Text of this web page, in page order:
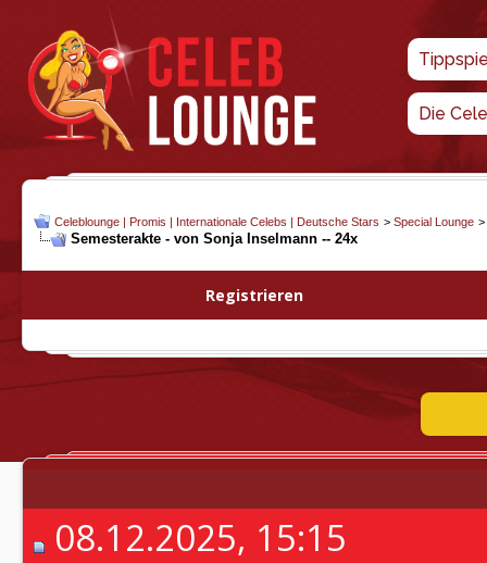
Die
Celeblounge | Promis | Internationale Celebs | Deutsche Stars > Special Lounge >
Semesterakte - von Sonja Inselmann -- 24x
Registrieren
08.12.2025, 15:15